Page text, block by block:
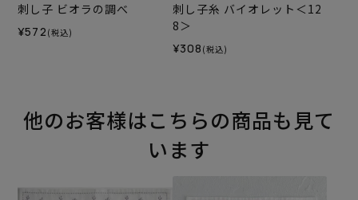
刺し子 ビオラの調べ
¥572 (税込)
刺し子糸 バイオレット＜12
8＞
¥308 (税込)
他のお客様はこちらの商品も見て
います